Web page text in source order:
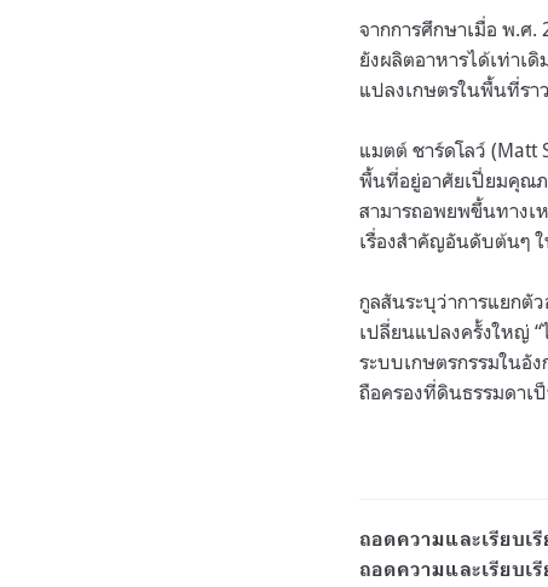
จากการศึกษาเมื่อ พ.ศ
ยังผลิตอาหารได้เท่าเ
แปลงเกษตรในพื้นที่ร
แมตต์ ชาร์ดโลว์ (Matt
พื้นที่อยู่อาศัยเปี่ยมคุณ
สามารถอพยพขึ้นทางเ
เรื่องสำคัญอันดับต้นๆ
กูลสันระบุว่าการแยกตั
เปลี่ยนแปลงครั้งใหญ่ “
ระบบเกษตรกรรมในอั
ถือครองที่ดินธรรมดาเ
ถอดความและเรียบเรี
ถอดความและเรียบเรี